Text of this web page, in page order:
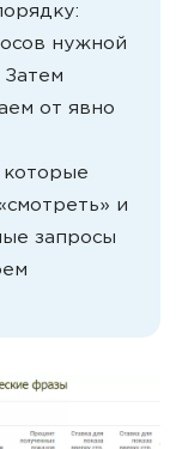
нужной
Затем
от явно
которые
и
запросы